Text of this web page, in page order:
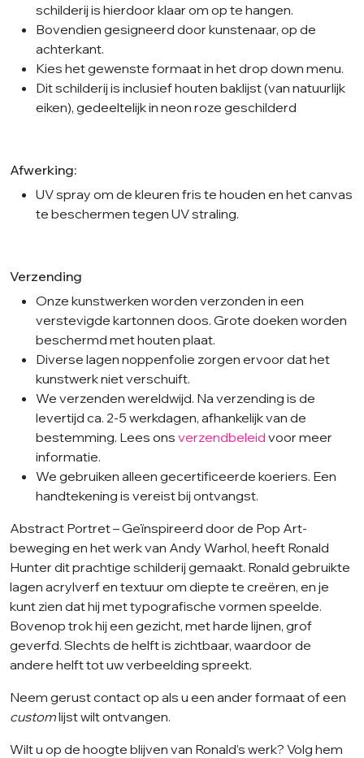
schilderij is hierdoor klaar om op te hangen.
Bovendien gesigneerd door kunstenaar, op de
achterkant.
Kies het gewenste formaat in het drop down menu.
Dit schilderij is inclusief houten baklijst (van natuurlijk
eiken), gedeeltelijk in neon roze geschilderd
Afwerking:
UV spray om de kleuren fris te houden en het canvas
te beschermen tegen UV straling.
Verzending
Onze kunstwerken worden verzonden in een
verstevigde kartonnen doos. Grote doeken worden
beschermd met houten plaat.
Diverse lagen noppenfolie zorgen ervoor dat het
kunstwerk niet verschuift.
We verzenden wereldwijd. Na verzending is de
levertijd ca. 2-5 werkdagen, afhankelijk van de
bestemming. Lees ons verzendbeleid voor meer
informatie.
We gebruiken alleen gecertificeerde koeriers. Een
handtekening is vereist bij ontvangst.
Abstract Portret – Geïnspireerd door de Pop Art-
beweging en het werk van Andy Warhol, heeft Ronald
Hunter dit prachtige schilderij gemaakt. Ronald gebruikte
lagen acrylverf en textuur om diepte te creëren, en je
kunt zien dat hij met typografische vormen speelde.
Bovenop trok hij een gezicht, met harde lijnen, grof
geverfd. Slechts de helft is zichtbaar, waardoor de
andere helft tot uw verbeelding spreekt.
Neem gerust contact op als u een ander formaat of een
customlijst wilt ontvangen.
Wilt u op de hoogte blijven van Ronald’s werk? Volg hem